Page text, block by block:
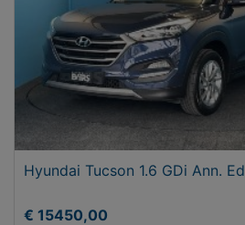
Hyundai Tucson 1.6 GDi Ann. Ed
€ 15450,00